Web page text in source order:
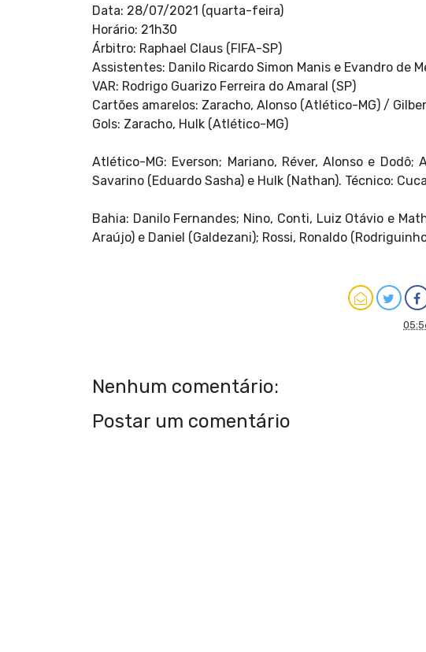
Data: 28/07/2021 (quarta-feira)
Horário: 21h30
Árbitro: Raphael Claus (FIFA-SP)
Assistentes: Danilo Ricardo Simon Manis e Evandro de
VAR: Rodrigo Guarizo Ferreira do Amaral (SP)
Cartões amarelos: Zaracho, Alonso (Atlético-MG) /
Gols: Zaracho, Hulk (Atlético-MG)
Atlético-MG: Everson; Mariano, Réver, Alonso e Dodô;
Savarino (Eduardo Sasha) e Hulk (Nathan). Técnico:
Bahia: Danilo Fernandes; Nino, Conti, Luiz Otávio e
Araújo) e Daniel (Galdezani); Rossi, Ronaldo
Nenhum comentário:
Postar um comentário